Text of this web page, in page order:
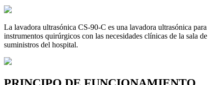
La lavadora ultrasónica CS-90-C es una lavadora ultrasónica para
instrumentos quirúrgicos con las necesidades clínicas de la sala de
suministros del hospital.